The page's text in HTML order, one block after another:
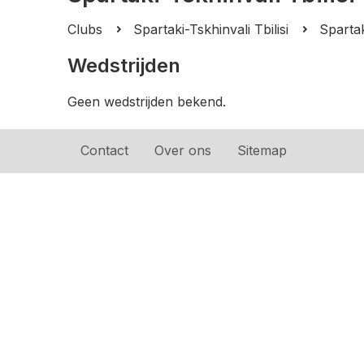
Clubs Spartaki-Tskhinvali Tbilisi
Wedstrijden
Geen wedstrijden bekend.
Contact Over ons Sitemap